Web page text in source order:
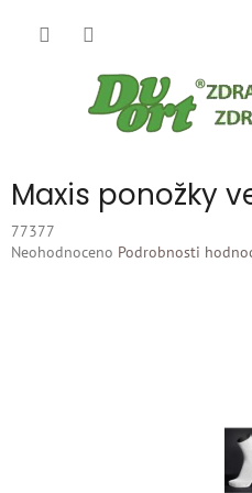
Maxis ponožky
77377
Průměrné
Neohodnoceno Podrobnosti